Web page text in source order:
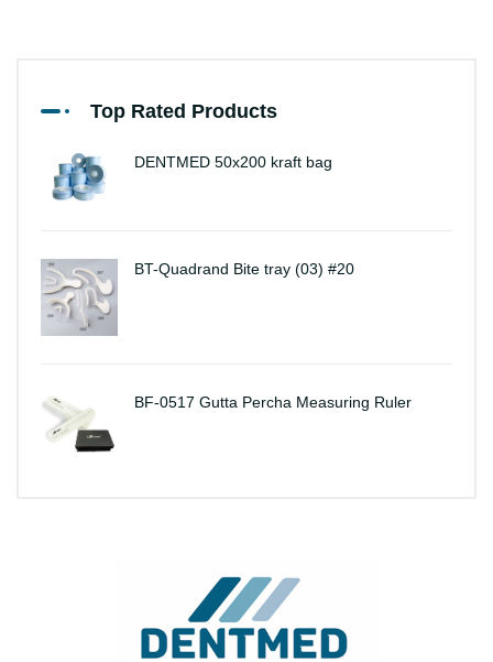
Top Rated Products
DENTMED 50x200 kraft bag
BT-Quadrand Bite tray (03) #20
BF-0517 Gutta Percha Measuring Ruler